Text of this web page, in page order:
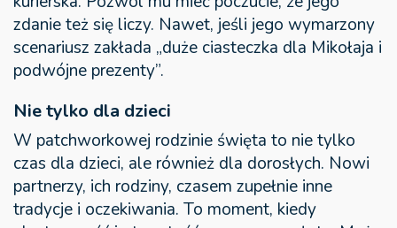
zdanie też się liczy. Nawet, jeśli jego wymarzony
scenariusz zakłada „duże ciasteczka dla Mikołaja i
podwójne prezenty”.
Nie tylko dla dzieci
W patchworkowej rodzinie święta to nie tylko
czas dla dzieci, ale również dla dorosłych. Nowi
partnerzy, ich rodziny, czasem zupełnie inne
tradycje i oczekiwania. To moment, kiedy